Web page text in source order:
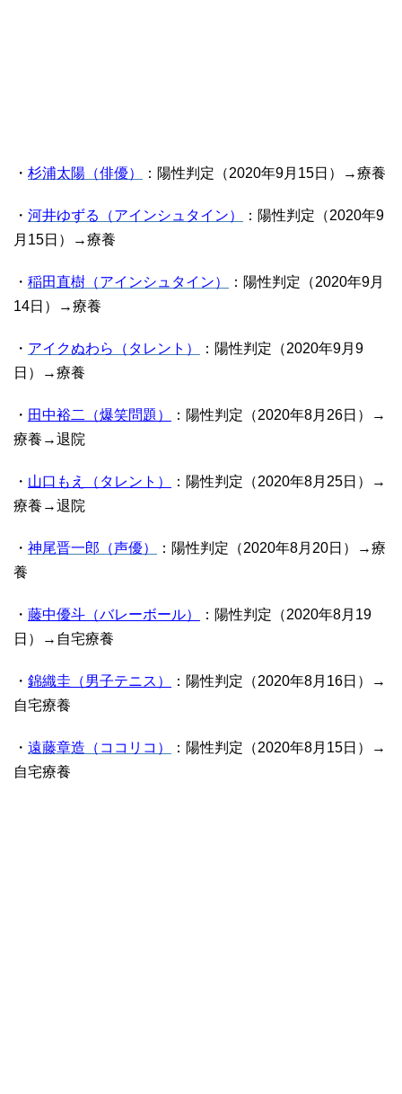
・ 杉浦太陽（俳優） ：陽性判定（2020年9月15日）→療養
・ 河井ゆずる（アインシュタイン）
：陽性判定（2020年9
月15日）→療養
・ 稲田直樹（アインシュタイン）
：陽性判定（2020年9月
14日）→療養
・ アイクぬわら（タレント）
：陽性判定（2020年9月9
日）→療養
・ 田中裕二（爆笑問題）
：陽性判定（2020年8月26日）→
療養→退院
・ 山口もえ（タレント）
：陽性判定（2020年8月25日）→
療養→退院
・ 神尾晋一郎（声優）
：陽性判定（2020年8月20日）→療
養
・ 藤中優斗（バレーボール）
：陽性判定（2020年8月19
日）→自宅療養
・ 錦織圭（男子テニス）
：陽性判定（2020年8月16日）→
自宅療養
・ 遠藤章造（ココリコ）
：陽性判定（2020年8月15日）→
自宅療養